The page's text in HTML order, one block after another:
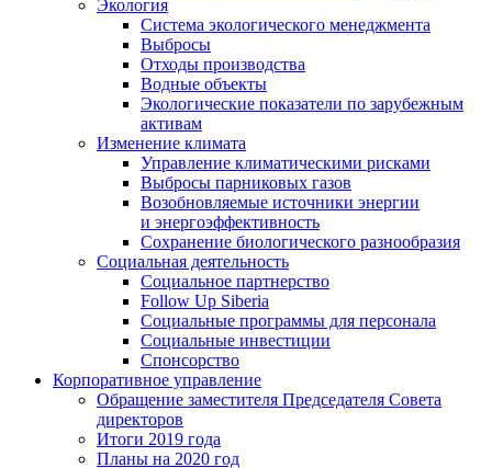
Экология
Система экологического менеджмента
Выбросы
Отходы производства
Водные объекты
Экологические показатели по зарубежным
активам
Изменение климата
Управление климатическими рисками
Выбросы парниковых газов
Возобновляемые источники энергии
и энергоэффективность
Сохранение биологического разнообразия
Социальная деятельность
Социальное партнерство
Follow Up Siberia
Социальные программы для персонала
Социальные инвестиции
Спонсорство
Корпоративное управление
Обращение заместителя Председателя Совета
директоров
Итоги 2019 года
Планы на 2020 год